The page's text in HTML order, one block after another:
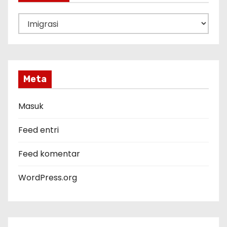
a
o
r
Meta
Masuk
Feed entri
Feed komentar
WordPress.org